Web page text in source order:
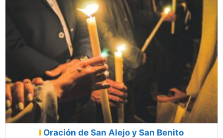
Oración de San Alejo y San Benito